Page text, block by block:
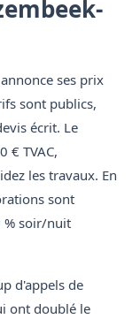
ses prix
sont publics,
écrit. Le
€ TVAC,
les travaux. En
sont
% soir/nuit
d'appels de
ont doublé le